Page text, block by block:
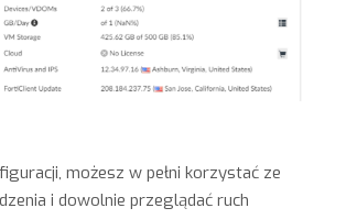
możesz w pełni korzystać ze
i dowolnie przeglądać ruch